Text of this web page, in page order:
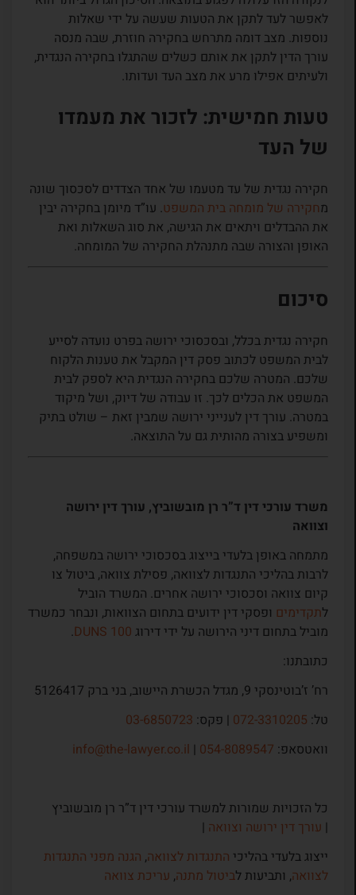
לאפשר לעד לתקן את הטעות שעשה על ידי שאלות
נוספות. מצב דומה מתרחש בחקירה חוזרת, שבה מנסה
עורך הדין לתקן את אותם כשלים שהתגלו בחקירה הנגדית,
ולעיתים אפילו מרע את מצב העד ועדותו.
טעות חמישית: לזכור את מעמדו
של העד
חקירה נגדית של עד מטעמו של אחד הצדדים לסכסוך שונה
מחקירה של מומחה בית המשפט. עו”ד מיומן בחקירה יבין
את ההבדלים ויתאים את הגישה, את סוג השאלות ואת
האופן והצורה שבה מתנהלת החקירה של המומחה.
סיכום
חקירה נגדית בכלל, ובסכסוכי ירושה בפרט נועדה לסייע
לבית המשפט לכתוב פסק דין המקבל את טענות הלקוח
שלכם. המטרה שלכם בחקירה הנגדית היא לספק לבית
המשפט את הכלים לכך. זו עבודה של דיוק, ושל מיקוד
במטרה. עורך דין לענייני ירושה שמבין זאת – שולט בתיק
ומשפיע בצורה מהותית גם על התוצאה.
משרד עורכי דין ד”ר רן מובשוביץ, עורך דין ירושה
וצוואה
מתמחה באופן בלעדי בייצוג בסכסוכי ירושה במשפחה,
לרבות בהליכי התנגדות לצוואה, פסילת צוואה, ביטול צו
קיום צוואה וסכסוכי ירושה אחרים. המשרד הוביל
לתקדימיםופסקי דין ידועים בתחום הצוואות, ונבחר כמשרד
מוביל בתחום דיני הירושה על ידי דירוגDUNS 100
.
כתובתנו:
רח’ ז’בוטינסקי 9, מגדל הכשרת היישוב, בני ברק 5126417
טל: 072-3310205| פקס: 03-6850723
וואטסאפ: 054-8089547
|
info@the-lawyer.co.il
כל הזכויות שמורות למשרד עורכי דין ד”ר רן מובשוביץ
| עורך דין ירושה וצוואה|
ייצוג בלעדי בהליכי התנגדות לצוואה, הגנה מפני התנגדות
לצוואה, ותביעות לביטול מתנה, עריכת צוואה